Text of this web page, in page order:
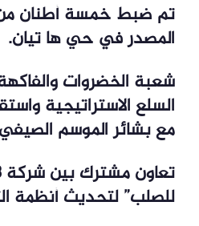
تم ضبط خمسة أطنان من
المصدر في حي ها تيان.
شعبة الخضروات
السلع الاستراتيجية
مع بشائر الموسم الصيفي
للصلب” لتحديث أنظمة